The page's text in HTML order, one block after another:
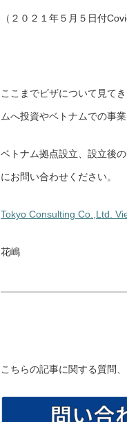
（２０２１年５月５日付
ここまでビザについて見て
ムへ投資やベトナムでの事
ベトナム拠点設立、設立後
にお問い合わせください。
Tokyo Consulting Co.,Ltd.
花嶋
こちらの記事に関する質問